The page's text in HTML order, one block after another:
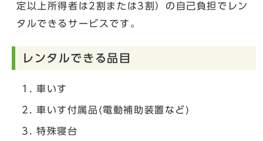
定以上所得者は2割または3割）の自己負担でレン
タルできるサービスです。
レンタルできる品目
車いす
車いす付属品(電動補助装置など)
特殊寝台